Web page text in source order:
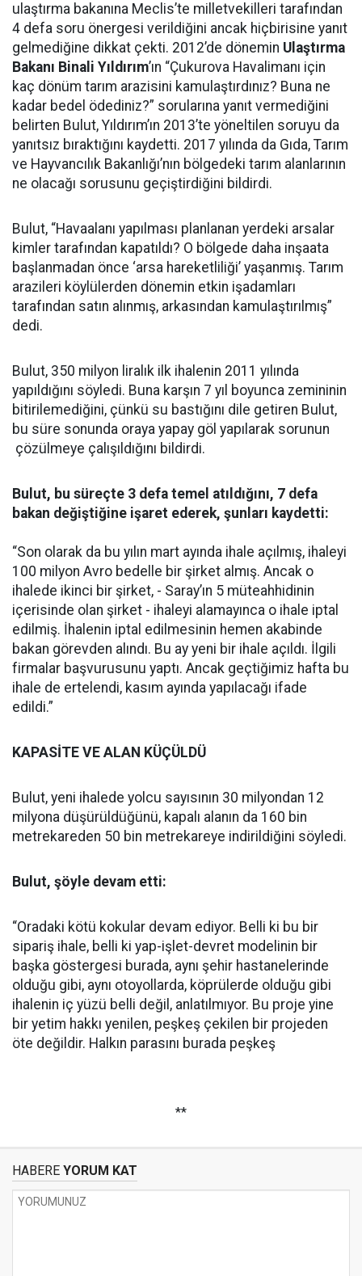
ulaştırma bakanına Meclis’te milletvekilleri tarafından
4 defa soru önergesi verildiğini ancak hiçbirisine yanıt
gelmediğine dikkat çekti. 2012’de dönemin Ulaştırma
Bakanı Binali Yıldırım’ın “Çukurova Havalimanı için
kaç dönüm tarım arazisini kamulaştırdınız? Buna ne
kadar bedel ödediniz?” sorularına yanıt vermediğini
belirten Bulut, Yıldırım’ın 2013’te yöneltilen soruyu da
yanıtsız bıraktığını kaydetti. 2017 yılında da Gıda, Tarım
ve Hayvancılık Bakanlığı’nın bölgedeki tarım alanlarının
ne olacağı sorusunu geçiştirdiğini bildirdi.
Bulut, “Havaalanı yapılması planlanan yerdeki arsalar
kimler tarafından kapatıldı? O bölgede daha inşaata
başlanmadan önce ‘arsa hareketliliği’ yaşanmış. Tarım
arazileri köylülerden dönemin etkin işadamları
tarafından satın alınmış, arkasından kamulaştırılmış”
dedi.
Bulut, 350 milyon liralık ilk ihalenin 2011 yılında
yapıldığını söyledi. Buna karşın 7 yıl boyunca zemininin
bitirilemediğini, çünkü su bastığını dile getiren Bulut,
bu süre sonunda oraya yapay göl yapılarak sorunun
çözülmeye çalışıldığını bildirdi.
Bulut, bu süreçte 3 defa temel atıldığını, 7 defa
bakan değiştiğine işaret ederek, şunları kaydetti:
“Son olarak da bu yılın mart ayında ihale açılmış, ihaleyi
100 milyon Avro bedelle bir şirket almış. Ancak o
ihalede ikinci bir şirket, - Saray’ın 5 müteahhidinin
içerisinde olan şirket - ihaleyi alamayınca o ihale iptal
edilmiş. İhalenin iptal edilmesinin hemen akabinde
bakan görevden alındı. Bu ay yeni bir ihale açıldı. İlgili
firmalar başvurusunu yaptı. Ancak geçtiğimiz hafta bu
ihale de ertelendi, kasım ayında yapılacağı ifade
edildi.”
KAPASİTE VE ALAN KÜÇÜLDÜ
Bulut, yeni ihalede yolcu sayısının 30 milyondan 12
milyona düşürüldüğünü, kapalı alanın da 160 bin
metrekareden 50 bin metrekareye indirildiğini söyledi.
Bulut, şöyle devam etti:
“Oradaki kötü kokular devam ediyor. Belli ki bu bir
sipariş ihale, belli ki yap-işlet-devret modelinin bir
başka göstergesi burada, aynı şehir hastanelerinde
olduğu gibi, aynı otoyollarda, köprülerde olduğu gibi
ihalenin iç yüzü belli değil, anlatılmıyor. Bu proje yine
bir yetim hakkı yenilen, peşkeş çekilen bir projeden
öte değildir. Halkın parasını burada peşkeş
**
HABERE YORUM KAT